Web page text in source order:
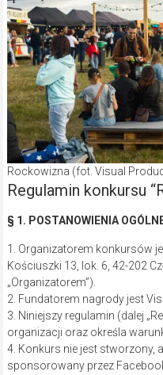
Rockowizna (fot. Visual
Regulamin konkursu
§ 1. POSTANOWIENIA
1. Organizatorem konkursów
Kościuszki 13, lok. 6, 42-202
„Organizatorem”).
2. Fundatorem nagrody jest
3. Niniejszy regulamin (dalej
organizacji oraz określa
4. Konkurs nie jest stworzony,
sponsorowany przez